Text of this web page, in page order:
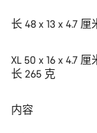
长 48 x 13 x 4.7 厘
XL 50 x 16 x 4.7
长 265 克
内容